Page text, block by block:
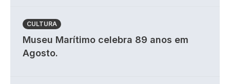
CULTURA
Museu Marítimo celebra 89 anos em
Agosto.